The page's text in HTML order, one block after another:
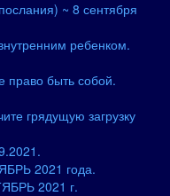
~ 8 сентября
ребенком.
право быть собой.
грядущую загрузку
2021 года.
2021 г.